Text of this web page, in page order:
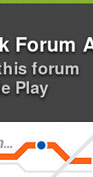
Forum
forum
Play